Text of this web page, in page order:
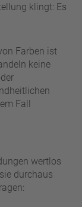
klingt: Es
Farben ist
keine
Fall
wertlos
durchaus